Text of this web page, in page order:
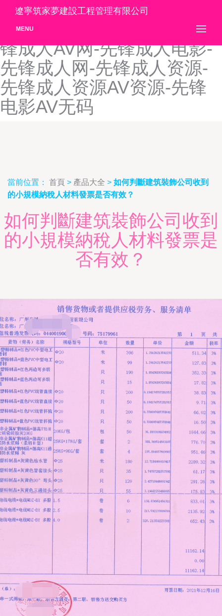
先锋v怡红院-先锋αV资源-先
锋αv资源网-先锋成人av-先
锋成人AV网-先锋成人电影-
先锋成人网-先锋成人资源-
先锋成人资源AV资源-先锋
电影AV无码
遼寧筑家夢建設工程管理有限公司
MENU
當前位置： 首頁 > 產品大全 > 如何判斷建筑裝飾公司收到
的小規模納稅人材料發票是否有效？
如何判斷建筑裝飾公司收到
的小規模納稅人材料發票是
否有效？